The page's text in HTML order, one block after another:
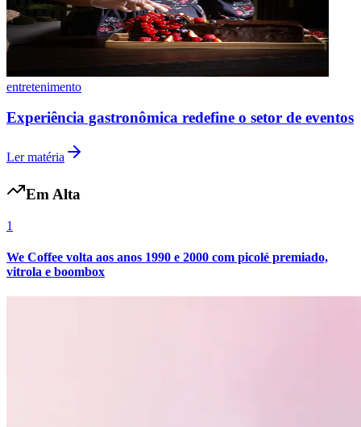
entretenimento
Experiência gastronômica redefine o setor de eventos
Ler matéria
Em Alta
1
We Coffee volta aos anos 1990 e 2000 com picolé premiado,
vitrola e boombox